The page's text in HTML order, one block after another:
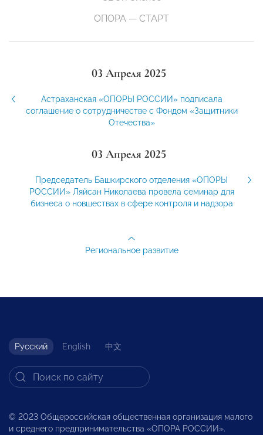
ОПОРА — СТАРТ
03 Апреля 2025
Астраханская «ОПОРЫ РОССИИ» подписала
соглашение о сотрудничестве с Фондом «Защитники
Отечества»
03 Апреля 2025
Председатель Башкирского отделения «ОПОРЫ
РОССИИ» Ляйсан Николаева провела семинар для
бизнеса о новшествах в сфере контроля и надзора
Региональное развитие
Русский English 中文
© 2023 Общероссийская общественная организация малого
и среднего предпринимательства «ОПОРА РОССИИ».